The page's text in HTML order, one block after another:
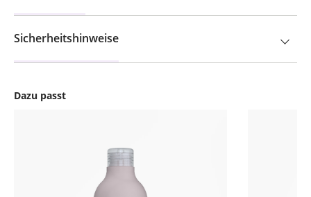
Dazu passt
Sicherheitshinweise